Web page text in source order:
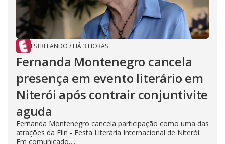
ESTRELANDO / HÁ 3 HORAS
Fernanda Montenegro cancela
presença em evento literário em
Niterói após contrair conjuntivite
aguda
Fernanda Montenegro cancela participação como uma das
atrações da Flin - Festa Literária Internacional de Niterói.
Em comunicado,...